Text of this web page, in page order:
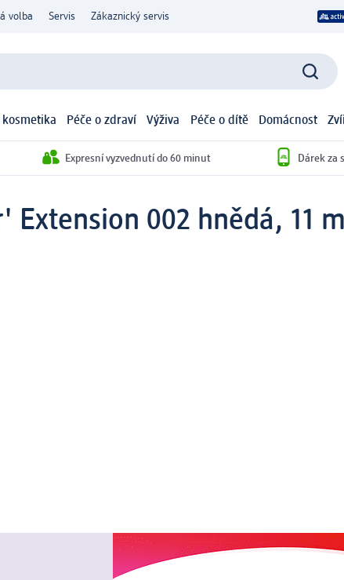
volba Servis Zákaznický servis
kosmetika Péče o zdraví Výživa Péče o dítě Domácnost
Expresní vyzvednutí do 60 minut Dárek za
Extension 002 hnědá, 11